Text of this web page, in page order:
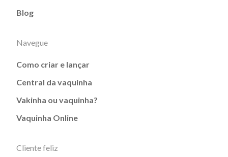
Blog
Navegue
Como criar e lançar
Central da vaquinha
Vakinha ou vaquinha?
Vaquinha Online
Cliente feliz